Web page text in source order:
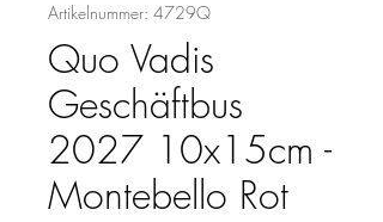
Artikelnummer: 4729Q
Quo Vadis
Geschäftbus
2027 10x15cm -
Montebello Rot